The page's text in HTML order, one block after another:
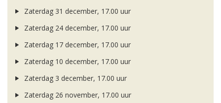
Zaterdag 31 december, 17.00 uur
Zaterdag 24 december, 17.00 uur
Zaterdag 17 december, 17.00 uur
Zaterdag 10 december, 17.00 uur
Zaterdag 3 december, 17.00 uur
Zaterdag 26 november, 17.00 uur